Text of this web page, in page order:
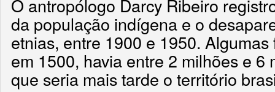
O antropólogo Darcy Ribeiro
da população indígena e o
etnias, entre 1900 e 1950.
em 1500, havia entre 2 milhões e 6
que seria mais tarde o território